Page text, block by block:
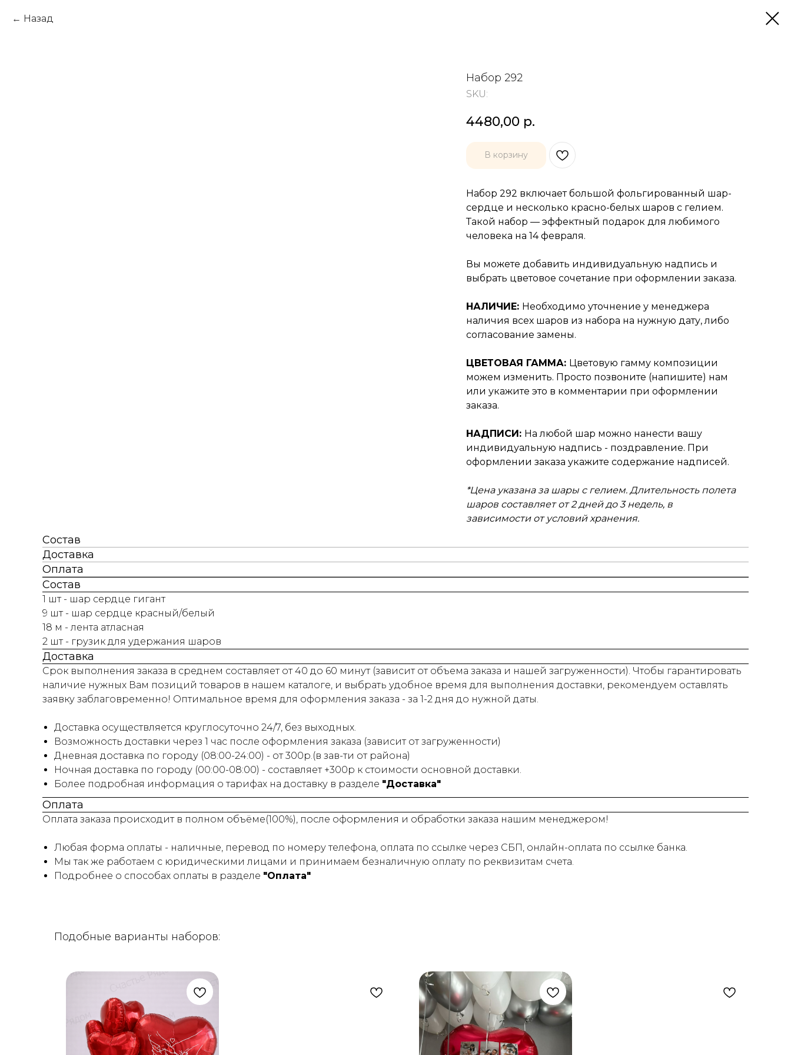
Назад
Набор 292
SKU:
4480,00 р.
В корзину
Набор 292 включает большой фольгированный шар-
сердце и несколько красно-белых шаров с гелием.
Такой набор — эффектный подарок для любимого
человека на 14 февраля.
Вы можете добавить индивидуальную надпись и
выбрать цветовое сочетание при оформлении заказа.
НАЛИЧИЕ: Необходимо уточнение у менеджера
наличия всех шаров из набора на нужную дату, либо
согласование замены.
ЦВЕТОВАЯ ГАММА: Цветовую гамму композиции
можем изменить. Просто позвоните (напишите) нам
или укажите это в комментарии при оформлении
заказа.
НАДПИСИ: На любой шар можно нанести вашу
индивидуальную надпись - поздравление. При
оформлении заказа укажите содержание надписей.
*Цена указана за шары с гелием. Длительность полета
шаров составляет от 2 дней до 3 недель, в
зависимости от условий хранения.
Состав
Доставка
Оплата
Состав
1 шт - шар сердце гигант
9 шт - шар сердце красный/белый
18 м - лента атласная
2 шт - грузик для удержания шаров
Доставка
Срок выполнения заказа в среднем составляет от 40 до 60 минут (зависит от объема заказа и нашей загруженности). Чтобы гарантировать
наличие нужных Вам позиций товаров в нашем каталоге, и выбрать удобное время для выполнения доставки, рекомендуем оставлять
заявку заблаговременно! Оптимальное время для оформления заказа - за 1-2 дня до нужной даты.
Доставка осуществляется круглосуточно 24/7, без выходных.
Возможность доставки через 1 час после оформления заказа (зависит от загруженности)
Дневная доставка по городу (08:00-24:00) - от 300р.(в зав-ти от района)
Ночная доставка по городу (00:00-08:00) - составляет +300р к стоимости основной доставки.
Более подробная информация о тарифах на доставку в разделе "Доставка"
Оплата
Оплата заказа происходит в полном объёме(100%), после оформления и обработки заказа нашим менеджером!
Любая форма оплаты - наличные, перевод по номеру телефона, оплата по ссылке через СБП, онлайн-оплата по ссылке банка.
Мы так же работаем с юридическими лицами и принимаем безналичную оплату по реквизитам счета.
Подробнее о способах оплаты в разделе "Оплата"
Подобные варианты наборов: